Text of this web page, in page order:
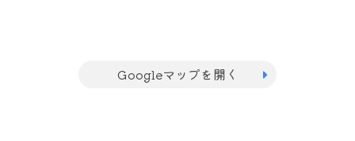
Googleマップを開く